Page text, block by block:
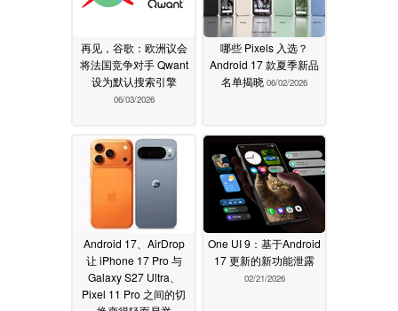
再见，谷歌：欧洲议会
将法国竞争对手 Qwant
设为默认搜索引擎
06/03/2026
哪些 Pixels 入选？
Android 17 款夏季新品
名单揭晓 06/02/2026
Android 17、AirDrop
让 iPhone 17 Pro 与
Galaxy S27 Ultra、
Pixel 11 Pro 之间的切
One UI 9：基于Android
17 更新的新功能泄露
02/21/2026